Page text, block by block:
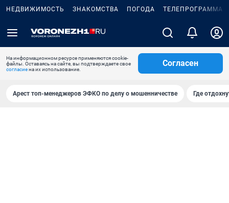
НЕДВИЖИМОСТЬ ЗНАКОМСТВА ПОГОДА ТЕЛЕПРОГРАММА
На информационном ресурсе применяются cookie-
файлы. Оставаясь на сайте, вы подтверждаете свое
согласиена их использование.
Согласен
Арест топ-менеджеров ЭФКО по делу о мошенничестве Где